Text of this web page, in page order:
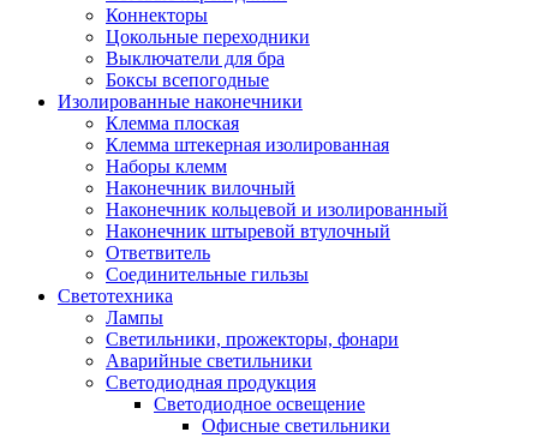
Коннекторы
Цокольные переходники
Выключатели для бра
Боксы всепогодные
Изолированные наконечники
Клемма плоская
Клемма штекерная изолированная
Наборы клемм
Наконечник вилочный
Наконечник кольцевой и изолированный
Наконечник штыревой втулочный
Ответвитель
Соединительные гильзы
Светотехника
Лампы
Светильники, прожекторы, фонари
Аварийные светильники
Светодиодная продукция
Светодиодное освещение
Офисные светильники